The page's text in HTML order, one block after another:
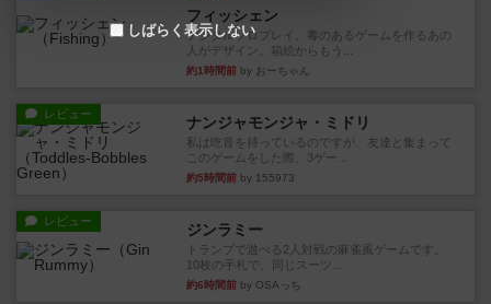
フィッシェン
デジタルソロプレイ。毒のあるゲームを作るあの
人がデザイン。箱絵からもう...
約1時間前 by おーちゃん
レビュー ナンジャモンジャ・ミドリ
私は吃音を持っているのですが、友達と集まって
このゲームをした際、3ゲー...
約5時間前 by 155973
レビュー ジンラミー
トランプで遊べる2人対戦の麻雀風ゲームです。
10枚の手札で、同じスーツ...
約6時間前 by OSAっち
しばらく表示しない